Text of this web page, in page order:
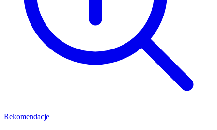
Rekomendacje